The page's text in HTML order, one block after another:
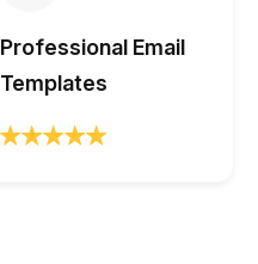
Professional Email
Templates